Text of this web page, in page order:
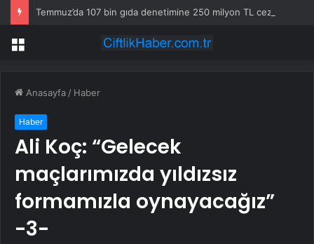
Menü
Anasayfa / Haber
Haber
Ali Koç: “Gelecek
maçlarımızda yıldızsız
formamızla oynayacağız”
-3-